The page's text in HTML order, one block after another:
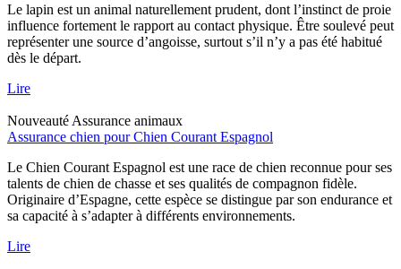
Le lapin est un animal naturellement prudent, dont l’instinct de proie
influence fortement le rapport au contact physique. Être soulevé peut
représenter une source d’angoisse, surtout s’il n’y a pas été habitué
dès le départ.
Lire
Nouveauté Assurance animaux
Assurance chien pour Chien Courant Espagnol
Le Chien Courant Espagnol est une race de chien reconnue pour ses
talents de chien de chasse et ses qualités de compagnon fidèle.
Originaire d’Espagne, cette espèce se distingue par son endurance et
sa capacité à s’adapter à différents environnements.
Lire